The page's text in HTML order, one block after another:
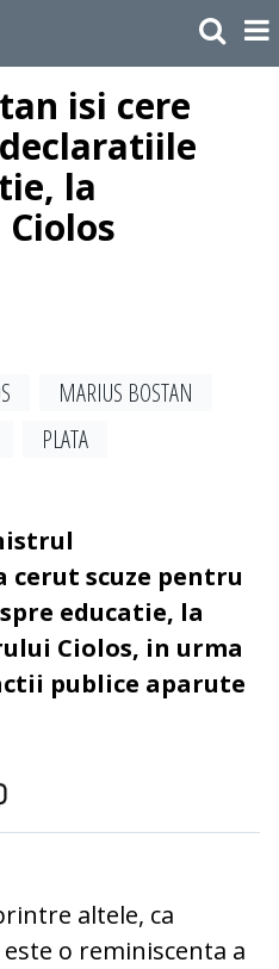
isi cere
la
MARIUS BOSTAN
PLATA
scuze pentru
educatie, la
Ciolos, in urma
publice aparute
altele, ca
o reminiscenta a